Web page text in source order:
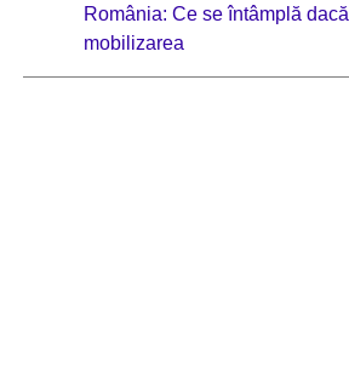
România: Ce se întâmplă
mobilizarea